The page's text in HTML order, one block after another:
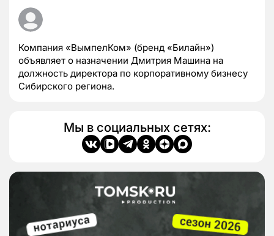
Компания «ВымпелКом» (бренд «Билайн»)
объявляет о назначении Дмитрия Машина на
должность директора по корпоративному бизнесу
Сибирского региона.
Мы в социальных сетях: